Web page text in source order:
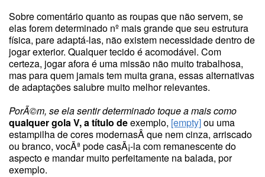
Sobre comentário quanto as roupas que não servem, se
elas forem determinado nº mais grande que seu estrutura
física, pare adaptá-las, não existem necessidade dentro de
jogar exterior. Qualquer tecido é acomodável. Com
certeza, jogar afora é uma missão não muito trabalhosa,
mas para quem jamais tem muita grana, essas alternativas
de adaptações salubre muito melhor relevantes.
PorÃ©m, se ela sentirdeterminado toque a mais como
qualquer gola V, a título deexemplo, [empty]ou uma
estampilha de cores modernasÂ que nem cinza, arriscado
ou branco, vocÃª pode casÃ¡-la com remanescente do
aspecto e mandar muito perfeitamente na balada, por
exemplo.